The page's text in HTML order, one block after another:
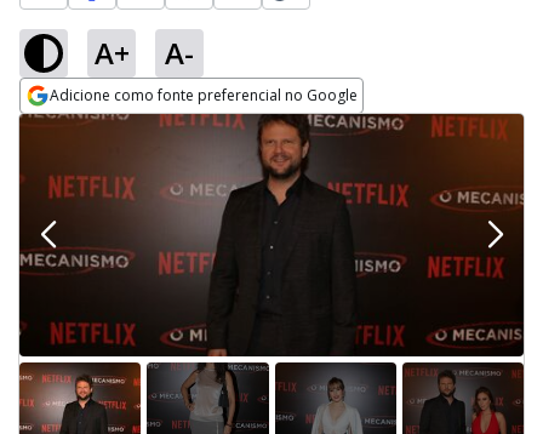
A+ A-
Adicione como fonte preferencial no Google
Opens in new window